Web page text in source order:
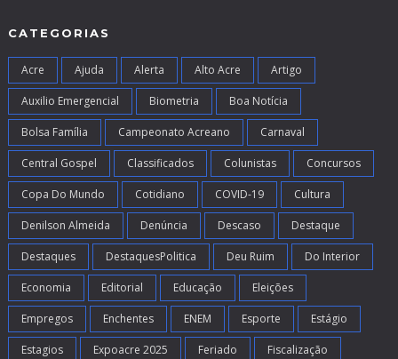
CATEGORIAS
Acre Ajuda Alerta Alto Acre Artigo
Auxilio Emergencial Biometria Boa Notícia
Bolsa Família Campeonato Acreano Carnaval
Central Gospel Classificados Colunistas Concursos
Copa Do Mundo Cotidiano COVID-19 Cultura
Denilson Almeida Denúncia Descaso Destaque
Destaques DestaquesPolitica Deu Ruim Do Interior
Economia Editorial Educação Eleições
Empregos Enchentes ENEM Esporte Estágio
Estagios Expoacre 2025 Feriado Fiscalização